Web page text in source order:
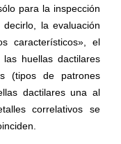
para la inspección
la evaluación
característicos», el
huellas dactilares
(tipos de patrones
dactilares una al
correlativos se